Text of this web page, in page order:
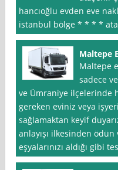
hancıoğlu evden eve
istanbul bölge * * * *
Maltepe
Maltepe
sadece
ve Ümraniye ilçelerinde
gereken eviniz veya
sağlamaktan keyif
anlayışı ilkesinden
eşyalarınızı aldığı gibi